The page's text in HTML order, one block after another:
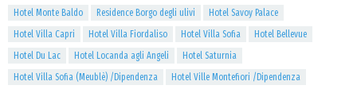
Hotel Monte Baldo
Residence Borgo degli ulivi
Hotel Savoy Palace
Hotel Villa Capri
Hotel Villa Fiordaliso Hotel Villa Sofia
Hotel Bellevue
Hotel Du Lac
Hotel Locanda agli Angeli
Hotel Saturnia
Hotel Villa Sofia (Meublè) /Dipendenza
Hotel Ville Montefiori /Dipendenza